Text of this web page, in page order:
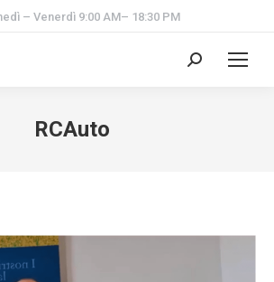
– Venerdì 9:00 AM– 18:30 PM
Cerca:
RCAuto